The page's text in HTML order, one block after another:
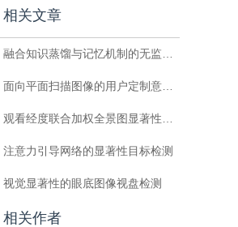
相关文章
融合知识蒸馏与记忆机制的无监督工业缺陷检测
面向平面扫描图像的用户定制意图理解智能体
观看经度联合加权全景图显著性检测算法
注意力引导网络的显著性目标检测
视觉显著性的眼底图像视盘检测
相关作者